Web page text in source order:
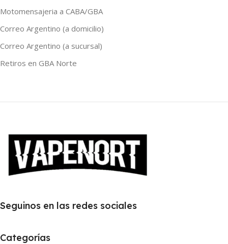
Motomensajeria a CABA/GBA
Correo Argentino (a domicilio)
Correo Argentino (a sucursal)
Retiros en GBA Norte
Seguinos en las redes sociales
Categorías